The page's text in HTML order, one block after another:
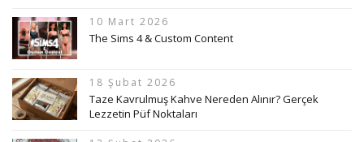
10 Mart 2026
The Sims 4 & Custom Content
18 Şubat 2026
Taze Kavrulmuş Kahve Nereden Alınır? Gerçek
Lezzetin Püf Noktaları